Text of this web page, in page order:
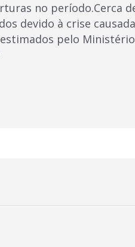
no período.Cerca
devido à crise
pelo